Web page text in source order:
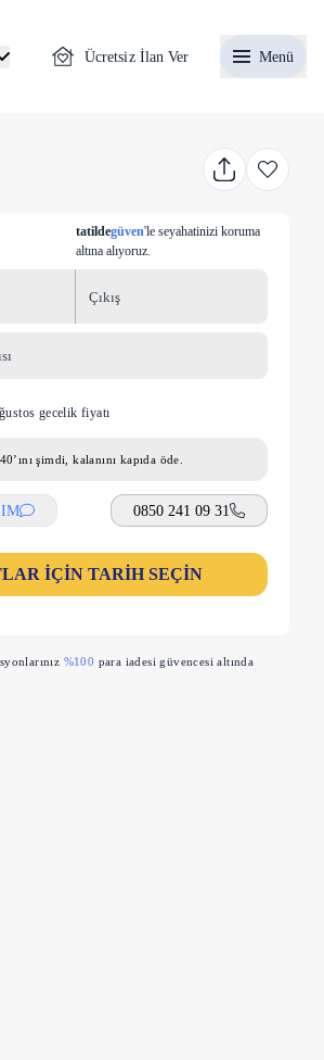
Ücretsiz İlan Ver Menü
tatildegüven'le seyahatinizi koruma
altına alıyoruz.
Çıkış
gecelik fiyatı
şimdi, kalanını kapıda öde.
0850 241 09 31
İÇİN TARİH SEÇİN
%100 para iadesi güvencesi altında